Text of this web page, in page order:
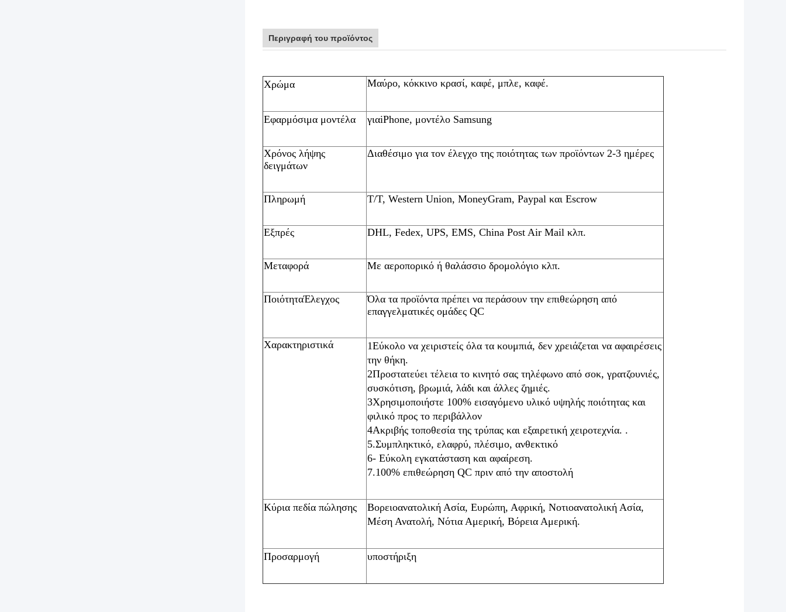
Περιγραφή του προϊόντος
Χρώμα Μαύρο, κόκκινο κρασί, καφέ, μπλε, καφέ.
Εφαρμόσιμα μοντέλα γιαiPhone, μοντέλο Samsung
Χρόνος λήψης
δειγμάτων
Διαθέσιμο για τον έλεγχο της ποιότητας των προϊόντων 2-3 ημέρες
Πληρωμή Τ/Τ, Western Union, MoneyGram, Paypal και Escrow
Εξπρές DHL, Fedex, UPS, EMS, China Post Air Mail κλπ.
Μεταφορά Με αεροπορικό ή θαλάσσιο δρομολόγιο κλπ.
ΠοιότηταΈλεγχος
Όλα τα προϊόντα πρέπει να περάσουν την επιθεώρηση από
επαγγελματικές ομάδες QC
Χαρακτηριστικά
1Εύκολο να χειριστείς όλα τα κουμπιά, δεν χρειάζεται να αφαιρέσεις
την θήκη.
2Προστατεύει τέλεια το κινητό σας τηλέφωνο από σοκ, γρατζουνιές,
συσκότιση, βρωμιά, λάδι και άλλες ζημιές.
3Χρησιμοποιήστε 100% εισαγόμενο υλικό υψηλής ποιότητας και
φιλικό προς το περιβάλλον
4Ακριβής τοποθεσία της τρύπας και εξαιρετική χειροτεχνία. .
5.Συμπληκτικό, ελαφρύ, πλέσιμο, ανθεκτικό
6- Εύκολη εγκατάσταση και αφαίρεση.
7.100% επιθεώρηση QC πριν από την αποστολή
Κύρια πεδία πώλησης
Βορειοανατολική Ασία, Ευρώπη, Αφρική, Νοτιοανατολική Ασία,
Μέση Ανατολή, Νότια Αμερική, Βόρεια Αμερική.
Προσαρμογή υποστήριξη